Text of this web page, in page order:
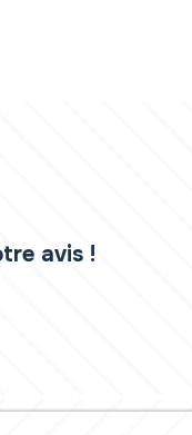
avis !